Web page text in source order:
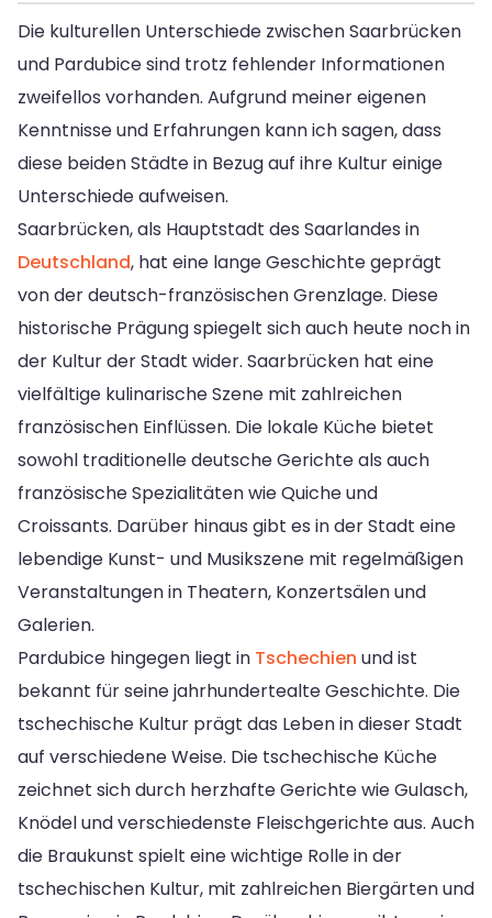
Die kulturellen Unterschiede zwischen Saarbrücken
und Pardubice sind trotz fehlender Informationen
zweifellos vorhanden. Aufgrund meiner eigenen
Kenntnisse und Erfahrungen kann ich sagen, dass
diese beiden Städte in Bezug auf ihre Kultur einige
Unterschiede aufweisen.
Saarbrücken, als Hauptstadt des Saarlandes in
Deutschland, hat eine lange Geschichte geprägt
von der deutsch-französischen Grenzlage. Diese
historische Prägung spiegelt sich auch heute noch in
der Kultur der Stadt wider. Saarbrücken hat eine
vielfältige kulinarische Szene mit zahlreichen
französischen Einflüssen. Die lokale Küche bietet
sowohl traditionelle deutsche Gerichte als auch
französische Spezialitäten wie Quiche und
Croissants. Darüber hinaus gibt es in der Stadt eine
lebendige Kunst- und Musikszene mit regelmäßigen
Veranstaltungen in Theatern, Konzertsälen und
Galerien.
Pardubice hingegen liegt in Tschechien und ist
bekannt für seine jahrhundertealte Geschichte. Die
tschechische Kultur prägt das Leben in dieser Stadt
auf verschiedene Weise. Die tschechische Küche
zeichnet sich durch herzhafte Gerichte wie Gulasch,
Knödel und verschiedenste Fleischgerichte aus. Auch
die Braukunst spielt eine wichtige Rolle in der
tschechischen Kultur, mit zahlreichen Biergärten und